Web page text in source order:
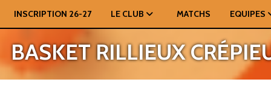
INSCRIPTION 26-27 LE CLUB MATCHS EQUIPES
BASKET RILLIEUX